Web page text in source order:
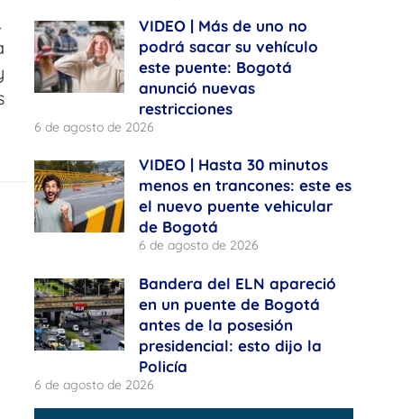
VIDEO | Más de uno no
podrá sacar su vehículo
este puente: Bogotá
anunció nuevas
restricciones
6 de agosto de 2026
VIDEO | Hasta 30 minutos
menos en trancones: este es
el nuevo puente vehicular
de Bogotá
6 de agosto de 2026
Bandera del ELN apareció
en un puente de Bogotá
antes de la posesión
presidencial: esto dijo la
Policía
6 de agosto de 2026